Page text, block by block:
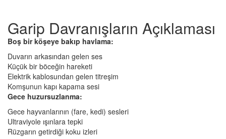
Garip Davranışların Açıklaması
Boş bir köşeye bakıp havlama:
Duvarın arkasından gelen ses
Küçük bir böceğin hareketi
Elektrik kablosundan gelen titreşim
Komşunun kapı kapama sesi
Gece huzursuzlanma:
Gece hayvanlarının (fare, kedi) sesleri
Ultraviyole ışınlara tepki
Rüzgarın getirdiği koku izleri